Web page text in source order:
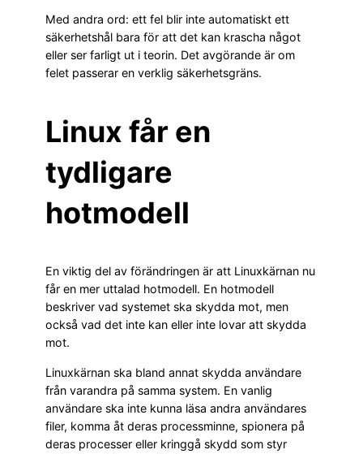
Med andra ord: ett fel blir inte automatiskt ett
säkerhetshål bara för att det kan krascha något
eller ser farligt ut i teorin. Det avgörande är om
felet passerar en verklig säkerhetsgräns.
Linux får en
tydligare
hotmodell
En viktig del av förändringen är att Linuxkärnan nu
får en mer uttalad hotmodell. En hotmodell
beskriver vad systemet ska skydda mot, men
också vad det inte kan eller inte lovar att skydda
mot.
Linuxkärnan ska bland annat skydda användare
från varandra på samma system. En vanlig
användare ska inte kunna läsa andra användares
filer, komma åt deras processminne, spionera på
deras processer eller kringgå skydd som styr